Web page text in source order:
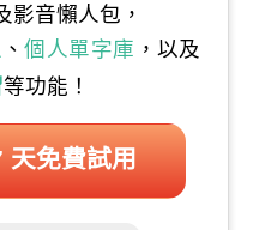
影音懶人包，
、 個人單字庫 ，以及
等功能！
天免費試用